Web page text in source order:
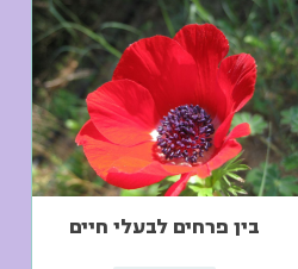
בין פרחים לבעלי חיים